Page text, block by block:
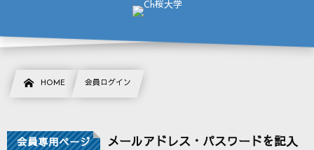
HOME 会員ログイン
会員専用ページ メールアドレス・パスワードを記入